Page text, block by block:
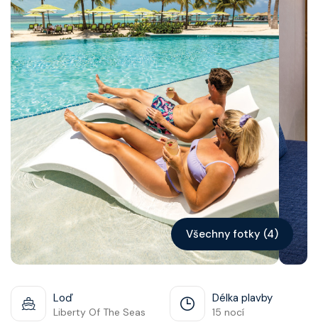
Všechny fotky (4)
Loď
Liberty Of The Seas
Délka plavby
15 nocí